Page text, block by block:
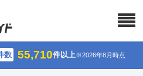
数 55,710件以上※2026年8月時点